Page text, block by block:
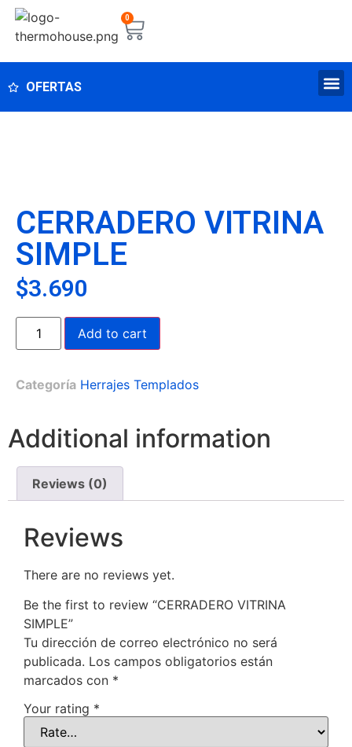
0
OFERTAS
CERRADERO VITRINA
SIMPLE
$3.690
Add to cart
Categoría Herrajes Templados
Additional information
Reviews (0)
Reviews
There are no reviews yet.
Be the first to review “CERRADERO VITRINA
SIMPLE”
Tu dirección de correo electrónico no será
publicada. Los campos obligatorios están
marcados con *
Your rating *